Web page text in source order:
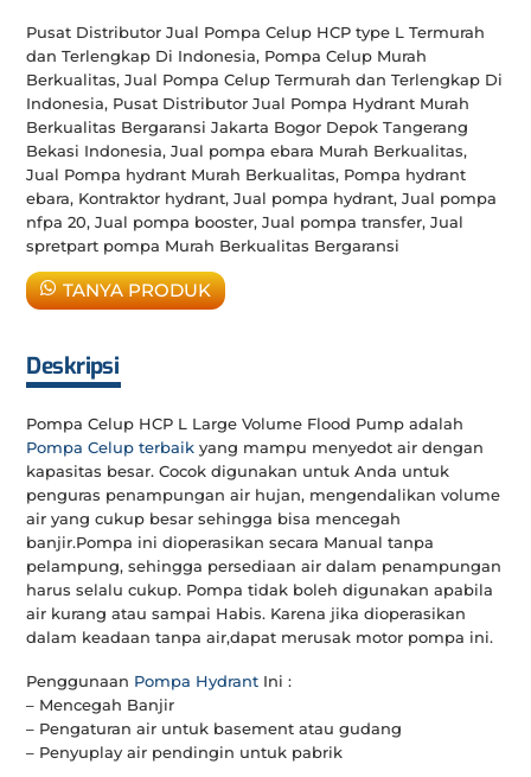
Pusat Distributor Jual Pompa Celup HCP type L Termurah
dan Terlengkap Di Indonesia, Pompa Celup Murah
Berkualitas, Jual Pompa Celup Termurah dan Terlengkap Di
Indonesia, Pusat Distributor Jual Pompa Hydrant Murah
Berkualitas Bergaransi Jakarta Bogor Depok Tangerang
Bekasi Indonesia, Jual pompa ebara Murah Berkualitas,
Jual Pompa hydrant Murah Berkualitas, Pompa hydrant
ebara, Kontraktor hydrant, Jual pompa hydrant, Jual pompa
nfpa 20, Jual pompa booster, Jual pompa transfer, Jual
spretpart pompa Murah Berkualitas Bergaransi
TANYA PRODUK
Deskripsi
Pompa Celup HCP L Large Volume Flood Pump adalah
Pompa Celup terbaik yang mampu menyedot air dengan
kapasitas besar. Cocok digunakan untuk Anda untuk
penguras penampungan air hujan, mengendalikan volume
air yang cukup besar sehingga bisa mencegah
banjir.Pompa ini dioperasikan secara Manual tanpa
pelampung, sehingga persediaan air dalam penampungan
harus selalu cukup. Pompa tidak boleh digunakan apabila
air kurang atau sampai Habis. Karena jika dioperasikan
dalam keadaan tanpa air,dapat merusak motor pompa ini.
Penggunaan Pompa Hydrant Ini :
– Mencegah Banjir
– Pengaturan air untuk basement atau gudang
– Penyuplay air pendingin untuk pabrik